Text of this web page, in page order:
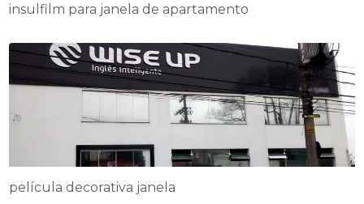
insulfilm para janela de apartamento
película decorativa janela